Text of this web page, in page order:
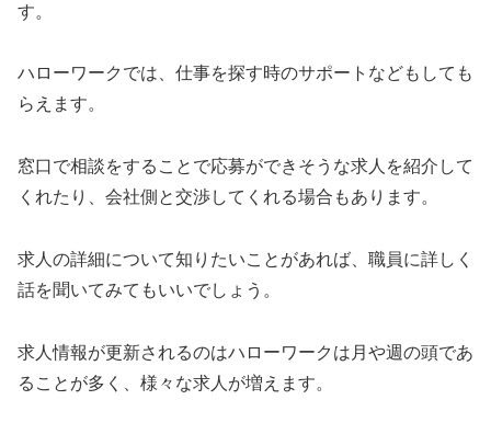
す。
ハローワークでは、仕事を探す時のサポートなどもしても
らえます。
窓口で相談をすることで応募ができそうな求人を紹介して
くれたり、会社側と交渉してくれる場合もあります。
求人の詳細について知りたいことがあれば、職員に詳しく
話を聞いてみてもいいでしょう。
求人情報が更新されるのはハローワークは月や週の頭であ
ることが多く、様々な求人が増えます。